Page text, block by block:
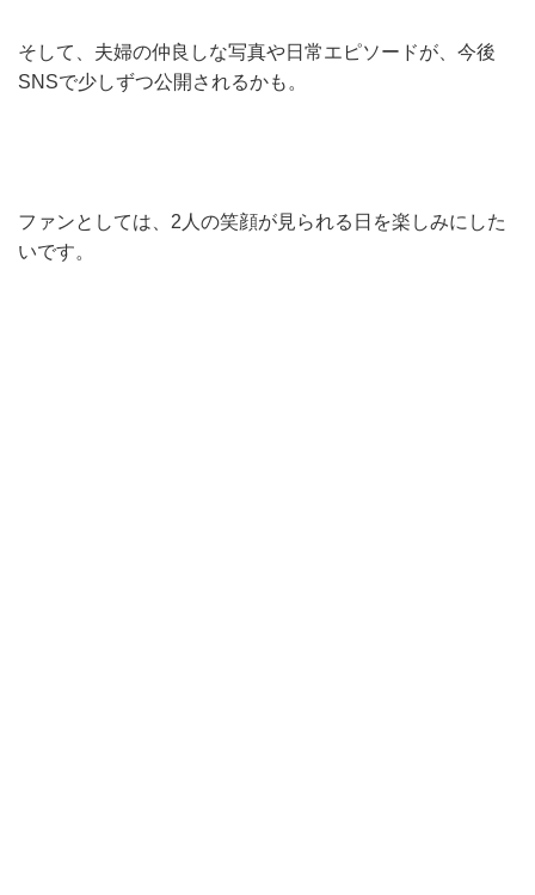
そして、夫婦の仲良しな写真や日常エピソードが、今後
SNSで少しずつ公開されるかも。
ファンとしては、2人の笑顔が見られる日を楽しみにした
いです。